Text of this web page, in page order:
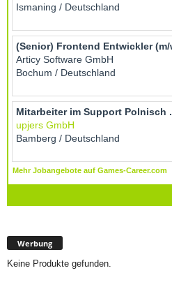
Werbung
Keine Produkte gefunden.